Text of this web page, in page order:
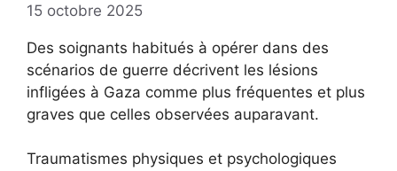
15 octobre 2025
Des soignants habitués à opérer dans des
scénarios de guerre décrivent les lésions
infligées à Gaza comme plus fréquentes et plus
graves que celles observées auparavant.
Traumatismes physiques et psychologiques